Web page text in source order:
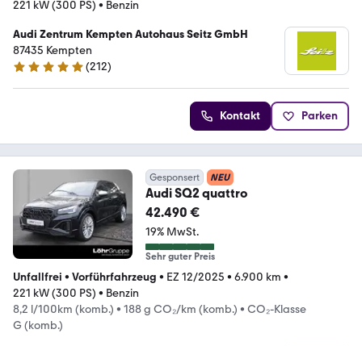
221 kW (300 PS) • Benzin
Audi Zentrum Kempten Autohaus Seitz GmbH
87435 Kempten
4.8 Sterne
(212)
Kontakt Parken
Gesponsert NEU
Audi SQ2 quattro
42.490 €
19% MwSt.
Sehr guter Preis
Unfallfrei • Vorführfahrzeug • EZ 12/2025 • 6.900 km •
221 kW (300 PS) • Benzin
8,2 l/100km (komb.) • 188 g CO₂/km (komb.) • CO₂-Klasse
G (komb.)